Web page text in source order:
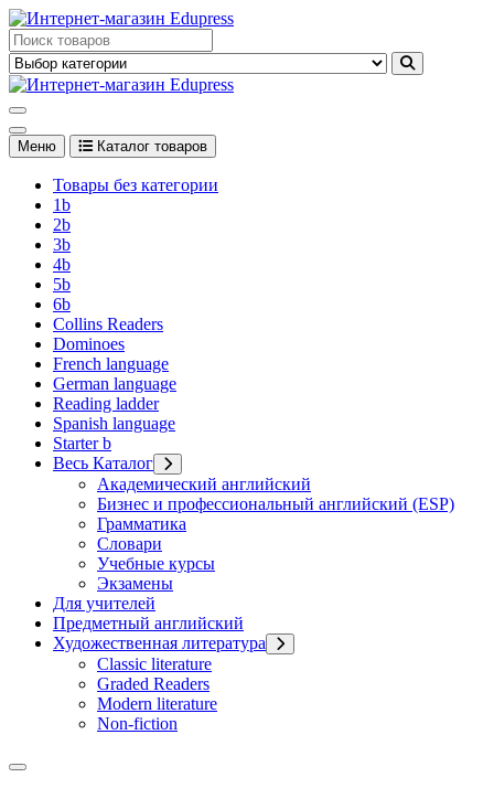
Перейти
к
содержимому
Edupress Uzbekistan, Edupress Узбекистан, книги, учебники на
английском языке
английском языке
Меню Каталог товаров
Товары без категории
1b
2b
3b
4b
5b
6b
Collins Readers
Dominoes
French language
German language
Reading ladder
Spanish language
Starter b
Весь Каталог
Академический английский
Бизнес и профессиональный английский (ESP)
Грамматика
Словари
Учебные курсы
Экзамены
Для учителей
Предметный английский
Художественная литература
Classic literature
Graded Readers
Modern literature
Non-fiction